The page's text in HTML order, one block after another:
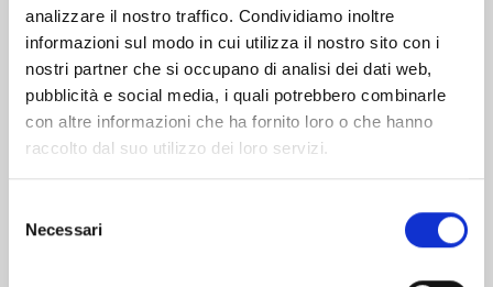
analizzare il nostro traffico. Condividiamo inoltre
informazioni sul modo in cui utilizza il nostro sito con i
nostri partner che si occupano di analisi dei dati web,
pubblicità e social media, i quali potrebbero combinarle
con altre informazioni che ha fornito loro o che hanno
raccolto dal suo utilizzo dei loro servizi.
delNecessari